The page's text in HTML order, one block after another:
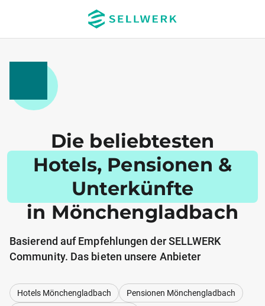
Die beliebtesten
Hotels, Pensionen &
Unterkünfte
in Mönchengladbach
Basierend auf Empfehlungen der SELLWERK
Community. Das bieten unsere Anbieter
Hotels Mönchengladbach
Pensionen Mönchengladbach